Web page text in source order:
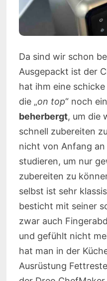
Da sind wir schon
Ausgepackt ist der
hat ihm eine
die „on top“ noch ein
beherbergt, um die
schnell zubereiten
nicht von Anfang
studieren, um nur
zubereiten zu
selbst ist sehr
besticht mit seiner
zwar auch
und gefühlt nicht
hat man in der
Ausrüstung